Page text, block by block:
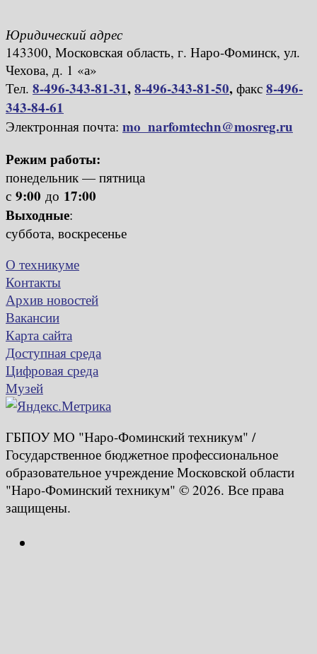
Юридический адрес
143300, Московская область, г. Наро-Фоминск, ул.
Чехова, д. 1 «а»
Тел. 8-496-343-81-31,8-496-343-81-50, факс 8-496-
343-84-61
Электронная почта: mo_narfomtechn@mosreg.ru
Режим работы:
понедельник — пятница
с 9:00 до 17:00
Выходные:
суббота, воскресенье
О техникуме
Контакты
Архив новостей
Вакансии
Карта сайта
Доступная среда
Цифровая среда
Музей
ГБПОУ МО "Наро-Фоминский техникум" /
Государственное бюджетное профессиональное
образовательное учреждение Московской области
"Наро-Фоминский техникум" © 2026. Все права
защищены.